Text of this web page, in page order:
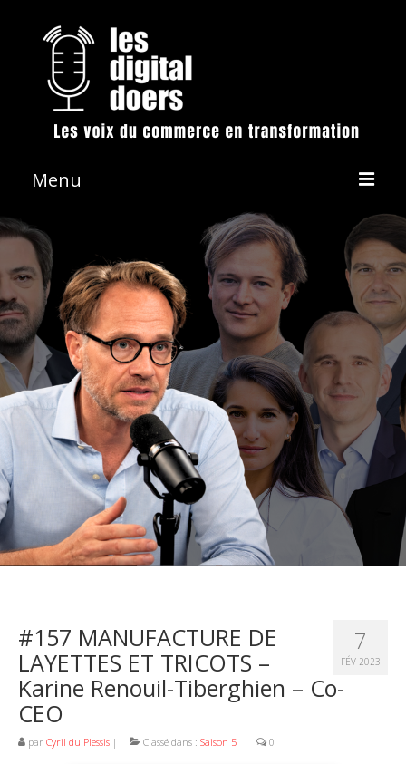
Menu
La démarche
Les émissions
Conférences & Animation
Revue de presse
7
FÉV 2023
#157 MANUFACTURE DE
LAYETTES ET TRICOTS –
Karine Renouil-Tiberghien – Co-
CEO
par Cyril du Plessis | Classé dans : Saison 5 | 0